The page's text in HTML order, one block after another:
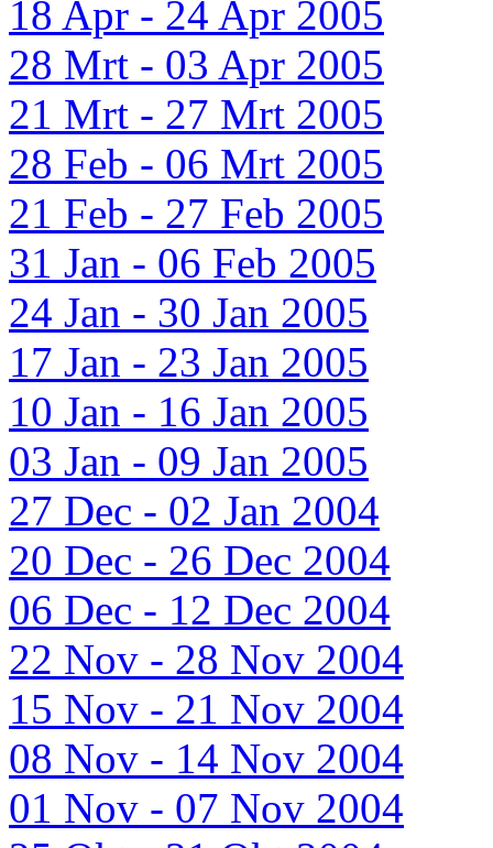
18 Apr - 24 Apr 2005
28 Mrt - 03 Apr 2005
21 Mrt - 27 Mrt 2005
28 Feb - 06 Mrt 2005
21 Feb - 27 Feb 2005
31 Jan - 06 Feb 2005
24 Jan - 30 Jan 2005
17 Jan - 23 Jan 2005
10 Jan - 16 Jan 2005
03 Jan - 09 Jan 2005
27 Dec - 02 Jan 2004
20 Dec - 26 Dec 2004
06 Dec - 12 Dec 2004
22 Nov - 28 Nov 2004
15 Nov - 21 Nov 2004
08 Nov - 14 Nov 2004
01 Nov - 07 Nov 2004